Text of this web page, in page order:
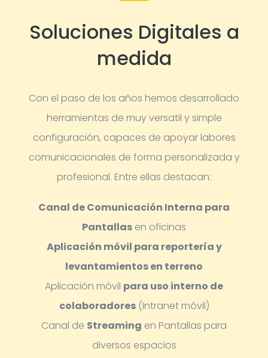
Soluciones Digitales a
medida
Con el paso de los años hemos desarrollado
herramientas de muy versatil y simple
configuración, capaces de apoyar labores
comunicacionales de forma personalizada y
profesional. Entre ellas destacan:
Canal de Comunicación Interna para
Pantallas en oficinas
Aplicación móvil para reportería y
levantamientos en terreno
Aplicación móvil para uso interno de
colaboradores(Intranet móvil)
Canal de Streaming en Pantallas para
diversos espacios